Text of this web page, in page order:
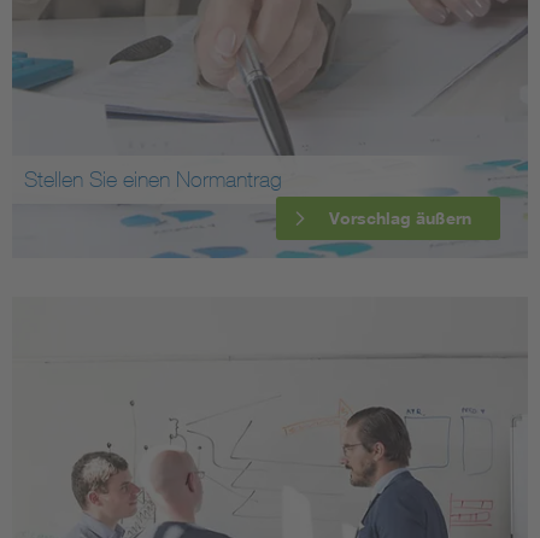
Stellen Sie einen Normantrag
Vorschlag äußern